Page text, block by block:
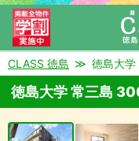
来店予約
CLASS 徳島 徳島大
徳島大学 常三島